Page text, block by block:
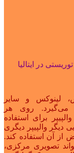
در ایتالیا
لینوکس و سایر
می‌گیرد. روی هر
برای استفاده
دیگر والپیپر دیگری
از آن استفاده کند.
تصویری مرکزی،